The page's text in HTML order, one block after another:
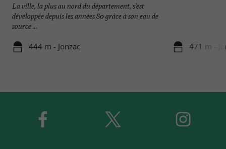
La ville, la plus au nord du département, s’est
développée depuis les années 80 grâce à son eau de
source ...
444 m - Jonzac 471 m -